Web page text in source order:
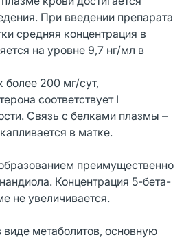
При введении препарата
средняя концентрация в
на уровне 9,7 нг/мл в
более 200 мг/сут,
соответствует I
Связь с белками плазмы –
в матке.
преимущественно
Концентрация 5-бета-
не увеличивается.
метаболитов, основную